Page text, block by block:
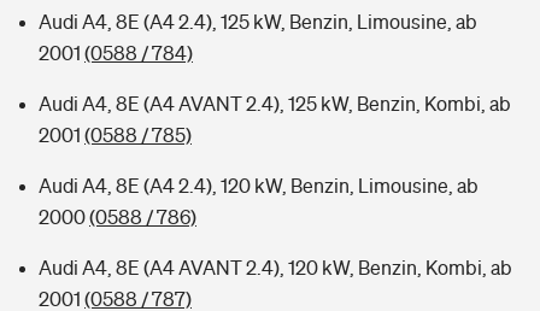
Audi A4, 8E (A4 2.4), 125 kW, Benzin, Limousine, ab
2001 (0588 / 784)
Audi A4, 8E (A4 AVANT 2.4), 125 kW, Benzin, Kombi, ab
2001 (0588 / 785)
Audi A4, 8E (A4 2.4), 120 kW, Benzin, Limousine, ab
2000(0588 / 786)
Audi A4, 8E (A4 AVANT 2.4), 120 kW, Benzin, Kombi, ab
2001 (0588 / 787)